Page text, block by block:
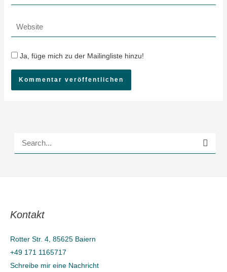
Mail-
Website
Ja, füge mich zu der Mailingliste hinzu!
c
n
a
c
Kontakt
Rotter Str. 4, 85625 Baiern
+49 171 1165717
Schreibe mir eine Nachricht